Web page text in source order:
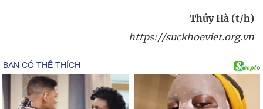
Thúy Hà (t/h)
https://suckhoeviet.org.vn